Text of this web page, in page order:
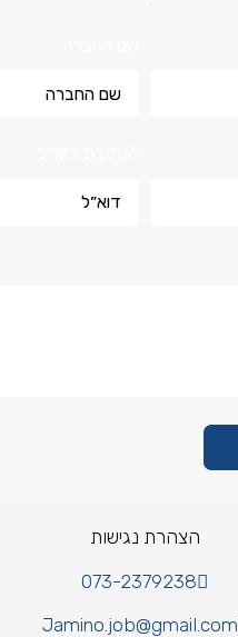
הצהרת נגישות
073-2379238
Jamino.job@gmail.com